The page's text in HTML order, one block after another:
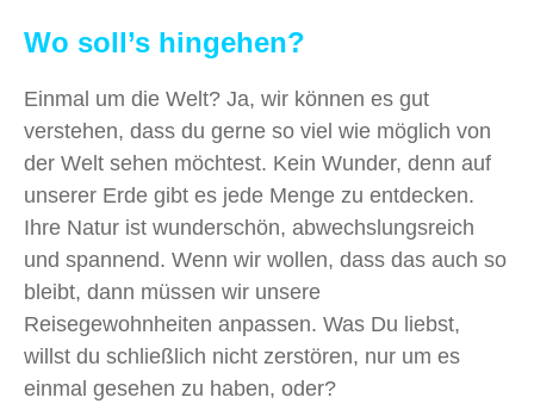
Wo soll’s hingehen?
Einmal um die Welt? Ja, wir können es gut
verstehen, dass du gerne so viel wie möglich von
der Welt sehen möchtest. Kein Wunder, denn auf
unserer Erde gibt es jede Menge zu entdecken.
Ihre Natur ist wunderschön, abwechslungsreich
und spannend. Wenn wir wollen, dass das auch so
bleibt, dann müssen wir unsere
Reisegewohnheiten anpassen. Was Du liebst,
willst du schließlich nicht zerstören, nur um es
einmal gesehen zu haben, oder?